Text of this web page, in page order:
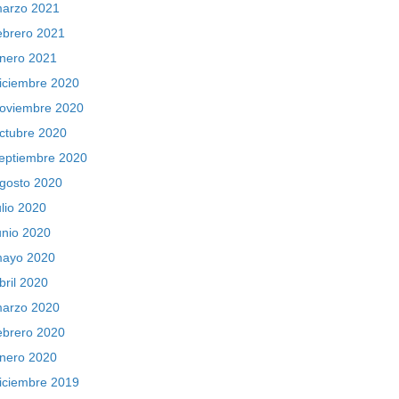
2021
2021
2021
2020
2020
2020
2020
2020
2020
2020
2020
2020
2020
2020
2020
2019